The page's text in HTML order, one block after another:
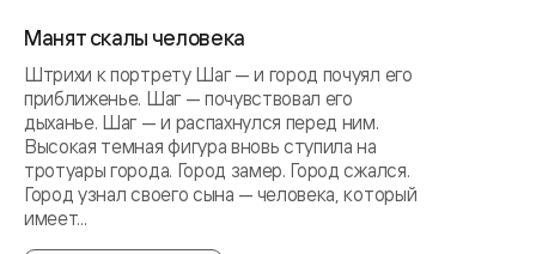
Манят скалы человека
Штрихи к портрету Шаг — и город почуял его
приближенье. Шаг — почувствовал его
дыханье. Шаг — и распахнулся перед ним.
Высокая темная фигура вновь ступила на
тротуары города. Город замер. Город сжался.
Город узнал своего сына — человека, который
имеет...